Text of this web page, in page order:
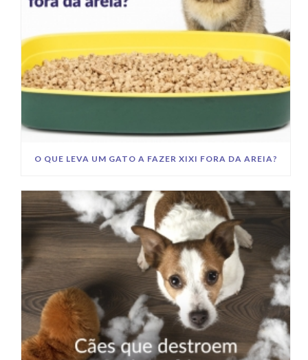
O QUE LEVA UM GATO A FAZER XIXI FORA DA AREIA?